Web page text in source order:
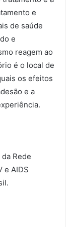
e
de saúde
e
reagem ao
é o local de
os efeitos
e a
Rede
e AIDS